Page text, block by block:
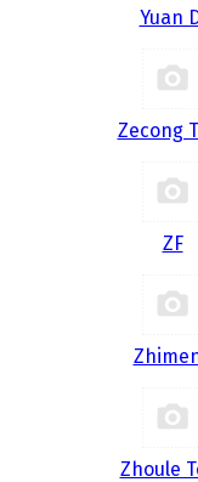
Yuan
Zecong
ZF
Zhoule